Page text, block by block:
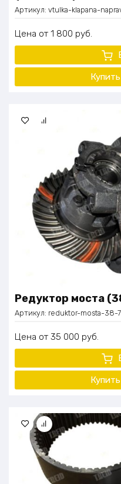
Артикул: vtulka-klapana-
Цена 1 800 руб.
Редуктор моста
Артикул: reduktor-mosta-38-7
Цена 35 000 руб.